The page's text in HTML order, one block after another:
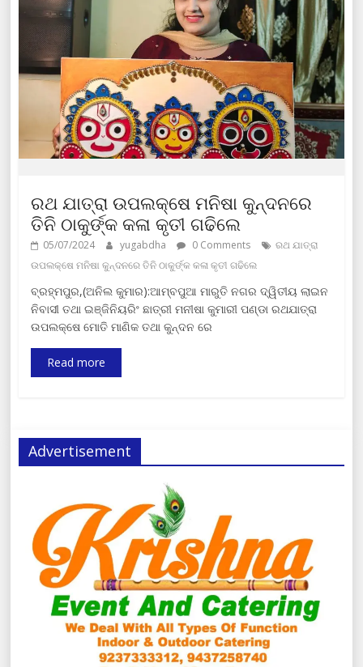
ରଥ ଯାତ୍ରା ଉପଲକ୍ଷେ ମନିଷା କୁନ୍ଦନରେ
ତିନି ଠାକୁର୍ଙ୍କ କଳା କୃତୀ ଗଢିଲେ
05/07/2024 yugabdha 0 Comments
ରଥ ଯାତ୍ରା
ଉପଲକ୍ଷେ ମନିଷା କୁନ୍ଦନରେ ତିନି ଠାକୁର୍ଙ୍କ କଳା କୃତୀ ଗଢିଲେ
ବ୍ରହ୍ମପୁର,(ଅନିଲ କୁମାର):ଆମ୍ବପୁଆ ମାରୁତି ନଗର ଦ୍ୱିତୀୟ ଲାଇନ
ନିବାସୀ ତଥା ଇଞ୍ଜିନିୟରିଂ ଛାତ୍ରୀ ମନୀଷା କୁମାରୀ ପଣ୍ଡା ରଥଯାତ୍ରା
ଉପଲକ୍ଷେ ମୋତି ମାଣିକ ତଥା କୁନ୍ଦନ ରେ
Read more
Advertisement